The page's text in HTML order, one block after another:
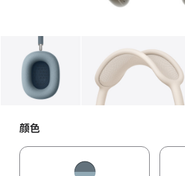
图库 1 图库 图像
颜色